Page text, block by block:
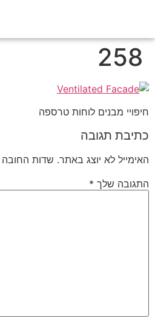
258
חיפויי מבנים לוחות טרספה
כתיבת תגובה
האימייל לא יוצג באתר. שדות החובה
התגובה שלך *